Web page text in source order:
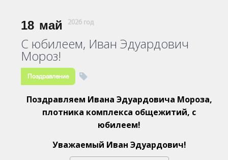
18 май 2026 год
С юбилеем, Иван Эдуардович
Мороз!
Поздравление
Поздравляем Ивана Эдуардовича Мороза,
плотника комплекса общежитий, с
юбилеем!
Уважаемый Иван Эдуардович!